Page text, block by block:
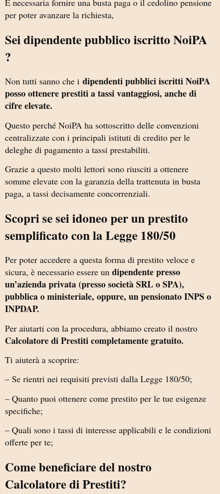
È necessaria fornire una busta paga o il cedolino pensione
per poter avanzare la richiesta,
Sei dipendente pubblico iscritto NoiPA
?
Non tutti sanno che i dipendenti pubblici iscritti NoiPA
posso ottenere prestiti a tassi vantaggiosi, anche di
cifre elevate.
Questo perché NoiPA ha sottoscritto delle convenzioni
centralizzate con i principali istituti di credito per le
deleghe di pagamento a tassi prestabiliti.
Grazie a questo molti lettori sono riusciti a ottenere
somme elevate con la garanzia della trattenuta in busta
paga, a tassi decisamente concorrenziali.
Scopri se sei idoneo per un prestito
semplificato con la Legge 180/50
Per poter accedere a questa forma di prestito veloce e
sicura, è necessario essere un dipendente presso
un’azienda privata (presso società SRL o SPA),
pubblica o ministeriale, oppure, un pensionato INPS o
INPDAP.
Per aiutarti con la procedura, abbiamo creato il nostro
Calcolatore di Prestiti completamente gratuito.
Ti aiuterà a scoprire:
– Se rientri nei requisiti previsti dalla Legge 180/50;
– Quanto puoi ottenere come prestito per le tue esigenze
specifiche;
– Quali sono i tassi di interesse applicabili e le condizioni
offerte per te;
Come beneficiare del nostro
Calcolatore di Prestiti?